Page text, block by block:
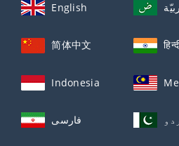
English
简体中文
Indonesia
فارسی